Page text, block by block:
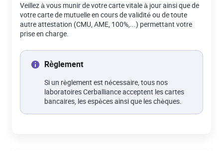
Veillez à vous munir de votre carte vitale à jour ainsi que de
votre carte de mutuelle en cours de validité ou de toute
autre attestation (CMU, AME, 100%,...) permettant votre
prise en charge.
Règlement
Si un règlement est nécessaire, tous nos
laboratoires Cerballiance acceptent les cartes
bancaires, les espèces ainsi que les chèques.